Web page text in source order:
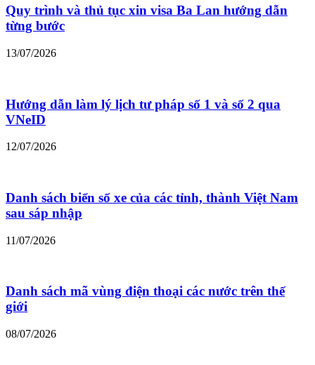
Quy trình và thủ tục xin visa Ba Lan hướng dẫn
từng bước
13/07/2026
Hướng dẫn làm lý lịch tư pháp số 1 và số 2 qua
VNeID
12/07/2026
Danh sách biển số xe của các tỉnh, thành Việt Nam
sau sáp nhập
11/07/2026
Danh sách mã vùng điện thoại các nước trên thế
giới
08/07/2026